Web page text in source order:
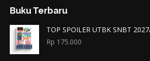
Buku Terbaru
TOP SPOILER UTBK SNBT
Rp 175.000